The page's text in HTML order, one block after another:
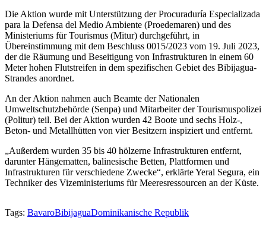
Die Aktion wurde mit Unterstützung der Procuraduría Especializada
para la Defensa del Medio Ambiente (Proedemaren) und des
Ministeriums für Tourismus (Mitur) durchgeführt, in
Übereinstimmung mit dem Beschluss 0015/2023 vom 19. Juli 2023,
der die Räumung und Beseitigung von Infrastrukturen in einem 60
Meter hohen Flutstreifen in dem spezifischen Gebiet des Bibijagua-
Strandes anordnet.
An der Aktion nahmen auch Beamte der Nationalen
Umweltschutzbehörde (Senpa) und Mitarbeiter der Tourismuspolizei
(Politur) teil. Bei der Aktion wurden 42 Boote und sechs Holz-,
Beton- und Metallhütten von vier Besitzern inspiziert und entfernt.
„Außerdem wurden 35 bis 40 hölzerne Infrastrukturen entfernt,
darunter Hängematten, balinesische Betten, Plattformen und
Infrastrukturen für verschiedene Zwecke“, erklärte Yeral Segura, ein
Techniker des Vizeministeriums für Meeresressourcen an der Küste.
Tags: BavaroBibijaguaDominikanische Republik